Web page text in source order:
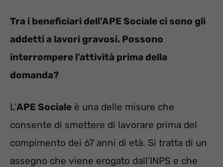
Tra i beneficiari dell’APE Sociale ci sono gli
addetti a lavori gravosi. Possono
interrompere l’attività prima della
domanda?
L’APE Sociale è una delle misure che
consente di smettere di lavorare prima del
compimento dei 67 anni di età. Si tratta di un
assegno che viene erogato dall’INPS e che